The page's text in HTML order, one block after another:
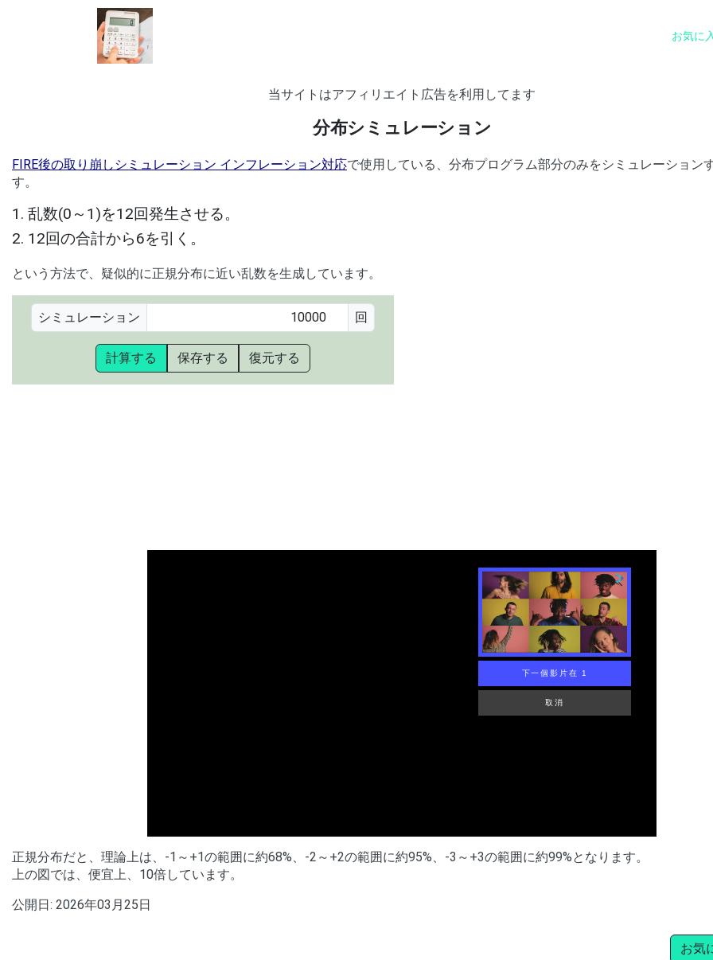
お気に
当サイトはアフィリエイト広告を利用してます
分布シミュレーション
FIRE後の取り崩しシミュレーション インフレーション対応で使用している、分布プログラム部分のみをシミュレーション
す。
乱数(0～1)を12回発生させる。
12回の合計から6を引く。
という方法で、疑似的に正規分布に近い乱数を生成しています。
シミュレーション 回
計算する 保存する 復元する
正規分布だと、理論上は、-1～+1の範囲に約68%、-2～+2の範囲に約95%、-3～+3の範囲に約99%となります。
上の図では、便宜上、10倍しています。
公開日: 2026年03月25日
お気